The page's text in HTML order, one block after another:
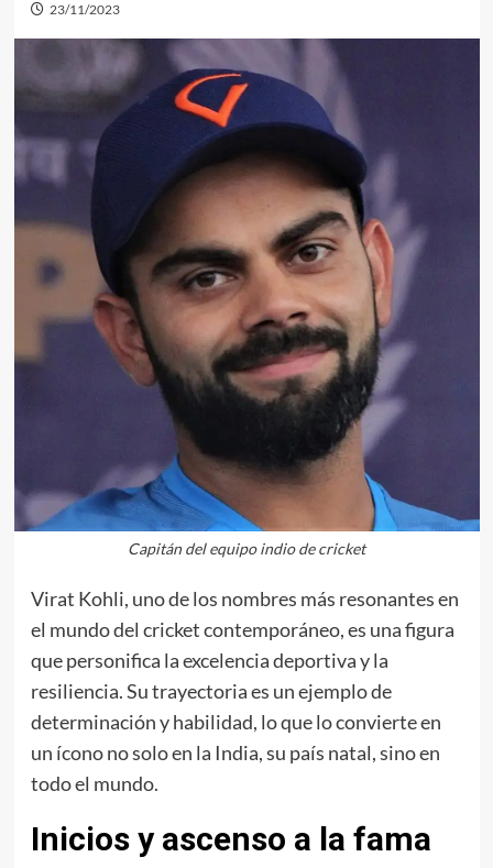
23/11/2023
Capitán del equipo indio de cricket
Virat Kohli, uno de los nombres más resonantes en
el mundo del cricket contemporáneo, es una figura
que personifica la excelencia deportiva y la
resiliencia. Su trayectoria es un ejemplo de
determinación y habilidad, lo que lo convierte en
un ícono no solo en la India, su país natal, sino en
todo el mundo.
Inicios y ascenso a la fama